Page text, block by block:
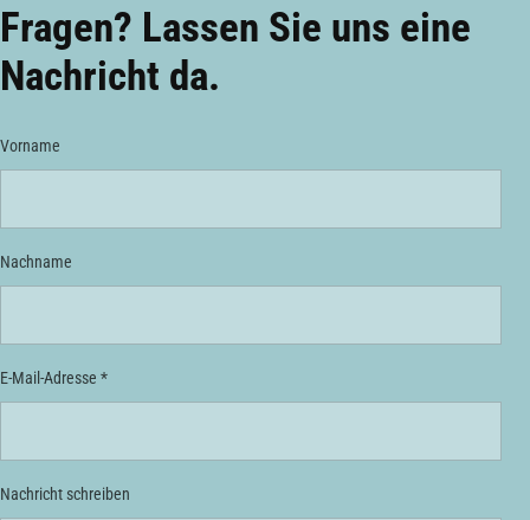
Fragen? Lassen Sie uns eine
Nachricht da.
Vorname
Nachname
E-Mail-Adresse *
Nachricht schreiben